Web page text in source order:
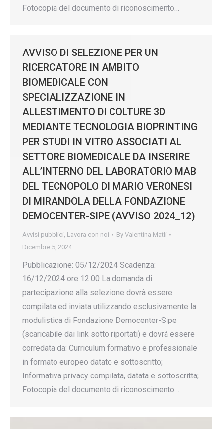
Fotocopia del documento di riconoscimento…
AVVISO DI SELEZIONE PER UN
RICERCATORE IN AMBITO
BIOMEDICALE CON
SPECIALIZZAZIONE IN
ALLESTIMENTO DI COLTURE 3D
MEDIANTE TECNOLOGIA BIOPRINTING
PER STUDI IN VITRO ASSOCIATI AL
SETTORE BIOMEDICALE DA INSERIRE
ALL’INTERNO DEL LABORATORIO MAB
DEL TECNOPOLO DI MARIO VERONESI
DI MIRANDOLA DELLA FONDAZIONE
DEMOCENTER-SIPE (AVVISO 2024_12)
Avvisi pubblici, Lavora con noi By Valentina Matli
Dicembre 5, 2024
Pubblicazione: 05/12/2024 Scadenza:
16/12/2024 ore 12.00 La domanda di
partecipazione alla selezione dovrà essere
compilata ed inviata utilizzando esclusivamente la
modulistica di Fondazione Democenter-Sipe
(scaricabile dai link sotto riportati) e dovrà essere
corredata da: Curriculum formativo e professionale
in formato europeo datato e sottoscritto;
Informativa privacy compilata, datata e sottoscritta;
Fotocopia del documento di riconoscimento…